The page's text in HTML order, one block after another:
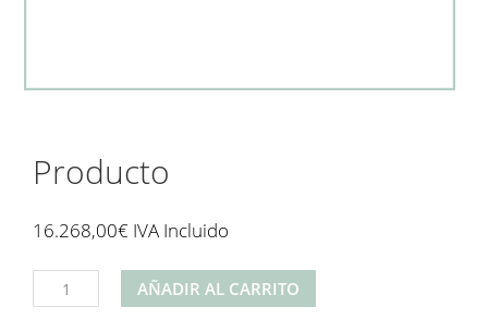
Producto
16.268,00€ IVA Incluido
Producto
cantidad
AÑADIR AL CARRITO